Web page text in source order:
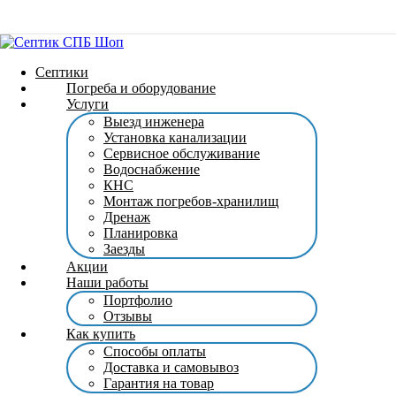
Септики
Погреба и оборудование
Услуги
Выезд инженера
Установка канализации
Сервисное обслуживание
Водоснабжение
КНС
Монтаж погребов-хранилищ
Дренаж
Планировка
Заезды
Акции
Наши работы
Портфолио
Отзывы
Как купить
Способы оплаты
Доставка и самовывоз
Гарантия на товар